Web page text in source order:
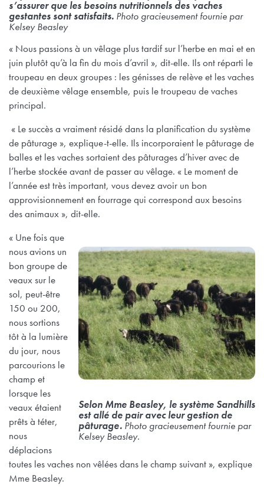
s’assurer que les besoins nutritionnels des vaches
gestantes sont satisfaits. Photo gracieusement fournie par
Kelsey Beasley
« Nous passions à un vêlage plus tardif sur l’herbe en mai et en
juin plutôt qu’à la fin du mois d’avril », dit-elle. Ils ont réparti le
troupeau en deux groupes : les génisses de relève et les vaches
de deuxième vêlage ensemble, puis le troupeau de vaches
principal.
« Le succès a vraiment résidé dans la planification du système
de pâturage », explique-t-elle. Ils incorporaient le pâturage de
balles et les vaches sortaient des pâturages d’hiver avec de
l’herbe stockée avant de passer au vêlage. « Le moment de
l’année est très important, vous devez avoir un bon
approvisionnement en fourrage qui correspond aux besoins
des animaux », dit-elle.
Selon Mme Beasley, le système Sandhills
est allé de pair avec leur gestion de
pâturage. Photo gracieusement fournie par
Kelsey Beasley.
« Une fois que
nous avions un
bon groupe de
veaux sur le
sol, peut-être
150 ou 200,
nous sortions
tôt à la lumière
du jour, nous
parcourions le
champ et
lorsque les
veaux étaient
prêts à téter,
nous
déplacions
toutes les vaches non vêlées dans le champ suivant », explique
Mme Beasley.